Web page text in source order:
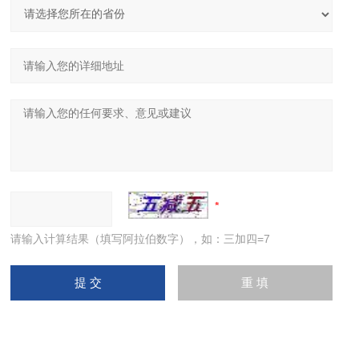
请输入计算结果（填写阿拉伯数字），如：三加四=7